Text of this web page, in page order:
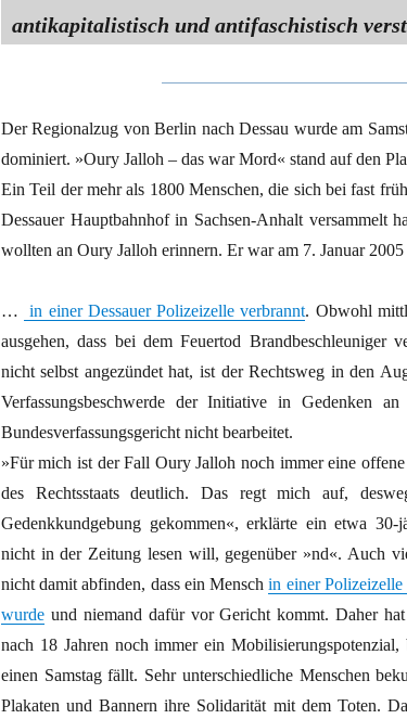
antikapitalistisch und antifaschistisch
Der Regionalzug von Berlin nach Dessau wurde am
dominiert. »Oury Jalloh – das war Mord« stand auf den
Ein Teil der mehr als 1800 Menschen, die sich bei fast
Dessauer Hauptbahnhof in Sachsen-Anhalt versammelt
wollten an Oury Jalloh erinnern. Er war am 7. Januar
… in einer Dessauer Polizeizelle verbrannt. Obwohl
ausgehen, dass bei dem Feuertod Brandbeschleuniger
nicht selbst angezündet hat, ist der Rechtsweg in den
Verfassungsbeschwerde der Initiative in Gedenken
Bundesverfassungsgericht nicht bearbeitet.
»Für mich ist der Fall Oury Jalloh noch immer eine
des Rechtsstaats deutlich. Das regt mich auf,
Gedenkkundgebung gekommen«, erklärte ein etwa
nicht in der Zeitung lesen will, gegenüber »nd«. Auch
nicht damit abfinden, dass ein Menschin einer
wurdeund niemand dafür vor Gericht kommt. Daher
nach 18 Jahren noch immer ein Mobilisierungspotenzial,
einen Samstag fällt. Sehr unterschiedliche Menschen
Plakaten und Bannern ihre Solidarität mit dem Toten.